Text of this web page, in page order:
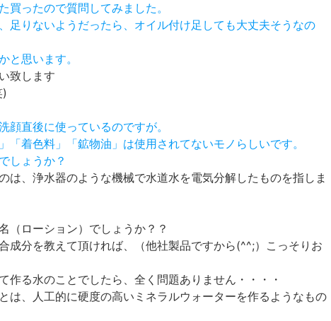
買ったので質問してみました。
足りないようだったら、オイル付け足しても大丈夫そうなの
と思います。
致します
顔直後に使っているのですが。
「着色料」「鉱物油」は使用されてないモノらしいです。
しょうか？
は、浄水器のような機械で水道水を電気分解したものを指しま
（ローション）でしょうか？？
成分を教えて頂ければ、（他社製品ですから(^^;）こっそりお
作る水のことでしたら、全く問題ありません・・・・
は、人工的に硬度の高いミネラルウォーターを作るようなもの